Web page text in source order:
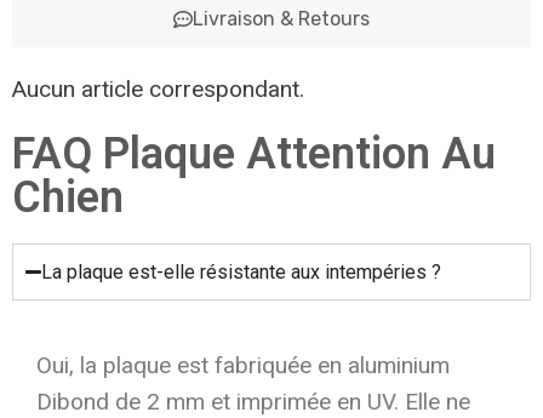
Livraison & Retours
Aucun article correspondant.
FAQ Plaque Attention Au
Chien
La plaque est-elle résistante aux intempéries ?
Oui, la plaque est fabriquée en aluminium
Dibond de 2 mm et imprimée en UV. Elle ne